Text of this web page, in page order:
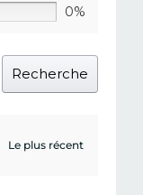
0%
Recherche